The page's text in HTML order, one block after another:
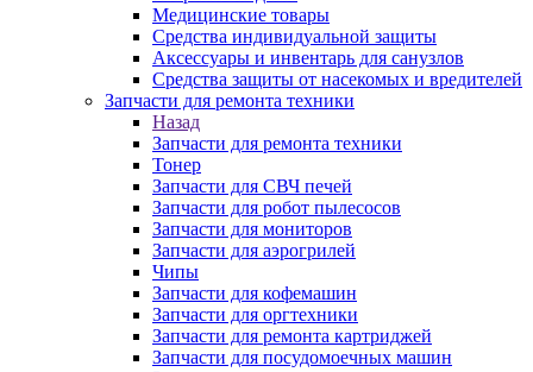
Медицинские товары
Средства индивидуальной защиты
Аксессуары и инвентарь для санузлов
Средства защиты от насекомых и вредителей
Запчасти для ремонта техники
Назад
Запчасти для ремонта техники
Тонер
Запчасти для СВЧ печей
Запчасти для робот пылесосов
Запчасти для мониторов
Запчасти для аэрогрилей
Чипы
Запчасти для кофемашин
Запчасти для оргтехники
Запчасти для ремонта картриджей
Запчасти для посудомоечных машин